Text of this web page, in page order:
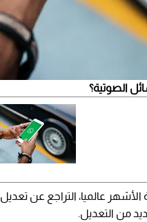
الصوتية؟
الأشهر عالميا، التراجع عن
من التعديل.